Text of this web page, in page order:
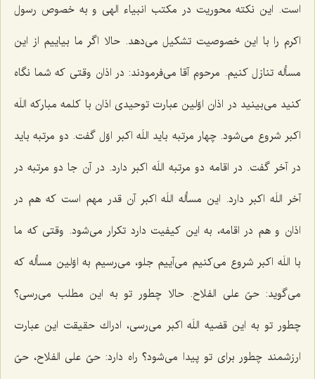
است. این نكته محوریت در مكتب انبیاء الهی و به خصوص رسول
اكرم را با این خصوصیت تشكیل می‌دهد. حالا اگر ما بیاییم از این
مسأله تنازل كنیم. مرحوم آقا می‌فرمودند: در اذان وقتی كه شما نگاه
كنید می‌بینید در اذان اوّلین عبارت توحیدی اذان با كلمه مباركه‌ اللَه
اكبر شروع می‌شود. چهار مرتبه باید اللَه اكبر اوّل گفت. دو مرتبه باید
در آخر گفت. در اقامه دو مرتبه‌ اللَه اكبر دارد. در آن جا دو مرتبه در
آخر اللَه اكبر دارد. این مسأله‌ اللَه اكبر آن قدر مهم است كه هم در
اذان و هم در اقامه، به این كیفیت دارد تكرار می‌شود. وقتی كه ما
با اللَه اكبر شروع می‌كنیم می‌آییم جلو، می‌رسیم به اوّلین مسأله كه
می‌گوید: حىّ على الفلاح‌. حالا چطور تو به این مطلب می‌رسی؟
چطور تو به این قضیه اللَه اكبر می‌رسی، ادراك حقیقت این عبارت
ارزشمند چطور برای تو پیدا می‌شود؟ راه دارد: حىّ على الفلاح، حىّ